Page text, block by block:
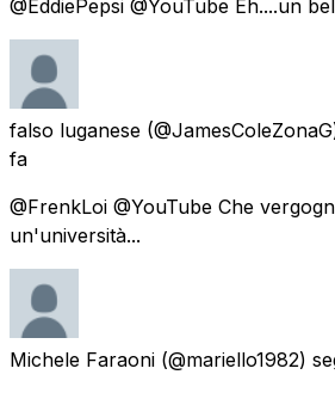
@EddiePepsi @YouTube Eh....un
falso luganese
fa
@FrenkLoi @YouTube Che
un'università...
Michele Faraoni (@mariello1982)